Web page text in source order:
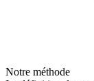
Notre méthode